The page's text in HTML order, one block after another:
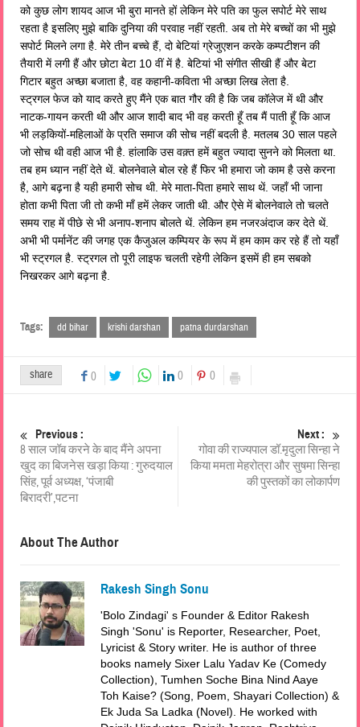
को कुछ लोग शायद आज भी बुरा मानते हों लेकिन मेरे पति का फुल सपोर्ट मेरे साथ
रहता है इसलिए मुझे बाकि दुनिया की परवाह नहीं रहती. अब तो मेरे बच्चों का भी मुझे
सपोर्ट मिलने लगा है. मेरे तीन बच्चे हैं, दो बेटियां ग्रेजुएशन करके कम्पटीशन की
तैयारी में लगी हैं और छोटा बेटा 10 वीं में है. बेटियां भी संगीत सीखी हैं और बेटा
गिटार बहुत अच्छा बजाता है, वह कहानी-कविता भी अच्छा लिख लेता है.
स्ट्रगल फेज को याद करते हुए मैंने एक बात गौर की है कि जब कॉलेज में थी और
नाटक-गायन करती थी और आज शादी बाद भी वह करती हूँ तब मैं पाती हूँ कि आज
भी लड़कियों-महिलाओं के प्रति समाज की सोच नहीं बदली है. मतलब 30 साल पहले
जो सोच थी वही आज भी है. हांलाकि उस वक़्त हमें बहुत ज्यादा सुनने को मिलता था.
तब हम ध्यान नहीं देते थें. बोलनेवाले बोल रहे हैं फिर भी हमारा जो काम है उसे करना
है, आगे बढ़ना है यही हमारी सोच थी. मेरे माता-पिता हमारे साथ थें. जहाँ भी जाना
होता कभी पिता जी तो कभी माँ हमें लेकर जाती थी. और ऐसे में बोलनेवाले तो चलते
समय राह में पीछे से भी अनाप-शनाप बोलते थें. लेकिन हम नजरअंदाज कर देते थें.
अभी भी पर्मानेंट की जगह एक कैजुअल कम्पियर के रूप में हम काम कर रहे हैं तो यहाँ
भी स्ट्रगल है. स्ट्रगल तो पूरी लाइफ चलती रहेगी लेकिन इसमें ही हम सबको
निखरकर आगे बढ़ना है.
Tags: dd bihar krishi darshan patna durdarshan
share 0 0 0
Previous :
8 साल जॉब करने के बाद मैंने अपना
खुद का बिजनेस खड़ा किया : गुरुदयाल
सिंह, पूर्व अध्यक्ष, ‘पंजाबी
बिरादरी’,पटना
Next :
गोवा की राज्यपाल डॉ.मृदुला सिन्हा ने
किया ममता मेहरोत्रा और सुषमा सिन्हा
की पुस्तकों का लोकार्पण
About The Author
Rakesh Singh Sonu
'Bolo Zindagi' s Founder & Editor Rakesh
Singh 'Sonu' is Reporter, Researcher, Poet,
Lyricist & Story writer. He is author of three
books namely Sixer Lalu Yadav Ke (Comedy
Collection), Tumhen Soche Bina Nind Aaye
Toh Kaise? (Song, Poem, Shayari Collection) &
Ek Juda Sa Ladka (Novel). He worked with